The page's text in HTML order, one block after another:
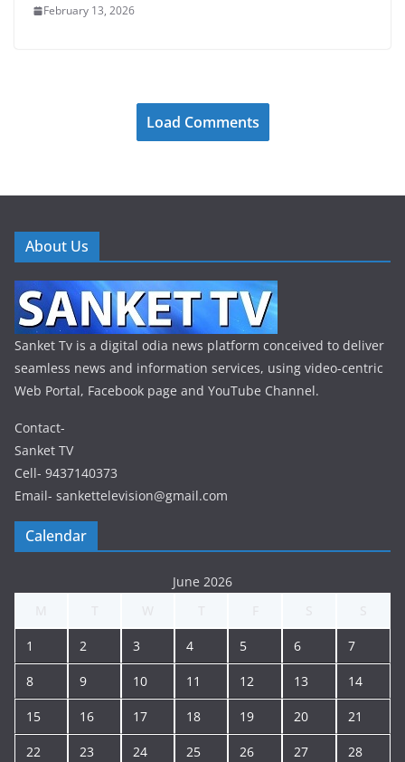
February 13, 2026
Load Comments
About Us
Sanket Tv is a digital odia news platform conceived to deliver
seamless news and information services, using video-centric
Web Portal, Facebook page and YouTube Channel.
Contact-
Sanket TV
Cell- 9437140373
Email- sankettelevision@gmail.com
Calendar
June 2026
1 2 3 4 5 6 7
8 9 10 11 12 13 14
15 16 17 18 19 20 21
22 23 24 25 26 27 28